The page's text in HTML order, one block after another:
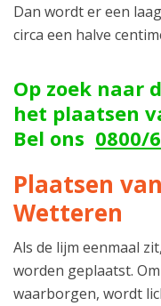
Dan wordt er een
circa een halve
Op zoek naar
het plaatsen
Bel ons 0800/
Plaatsen
Wetteren
Als de lijm eenmaal
worden geplaatst.
waarborgen, wordt